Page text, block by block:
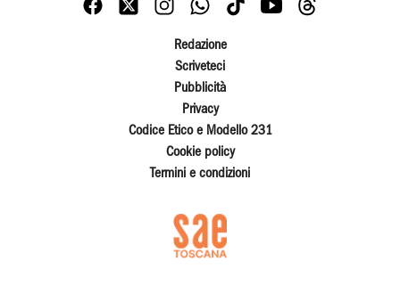
Redazione
Scriveteci
Pubblicità
Privacy
Codice Etico e Modello 231
Cookie policy
Termini e condizioni